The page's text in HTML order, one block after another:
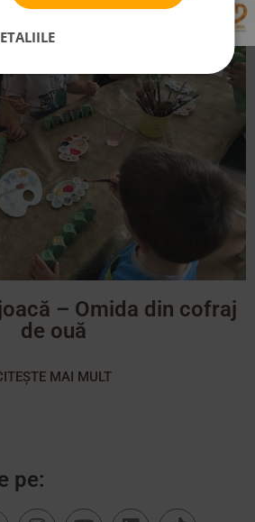
– Omida din cofraj
de ouă
MAI MULT
pe: